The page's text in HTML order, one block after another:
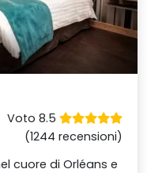
Voto 8.5
(1244 recensioni)
cuore di Orléans e